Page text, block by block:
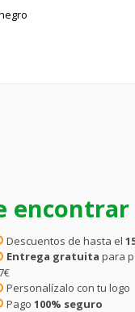
Descuentos de hasta el
Entrega gratuita para
Personalízalo con tu logo
Pago 100% seguro